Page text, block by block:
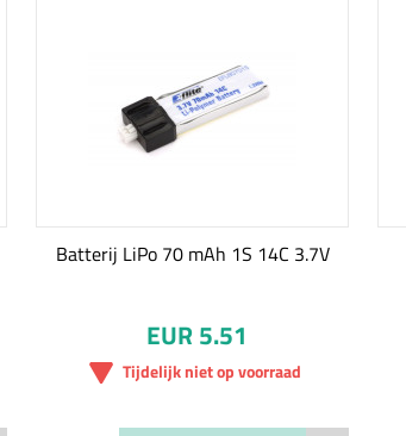
Batterij LiPo 70 mAh 1S 14C 3.7V
EUR 5.51
Tijdelijk niet op voorraad